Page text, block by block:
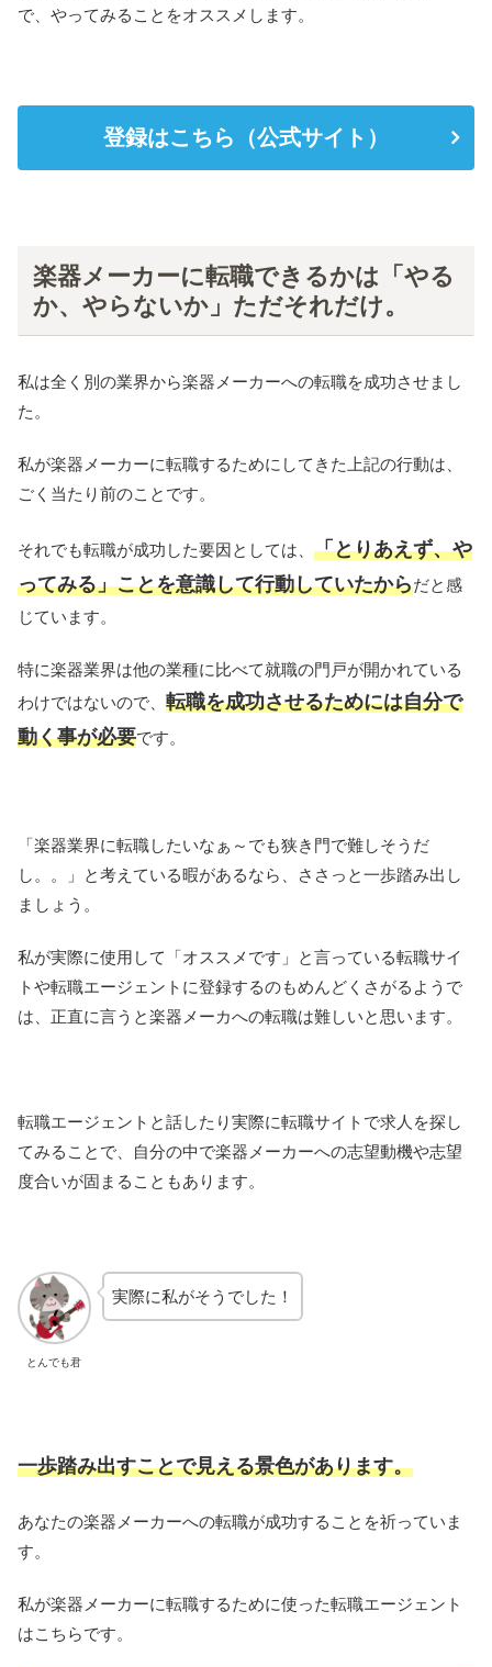
で、やってみることをオススメします。
登録はこちら（公式サイト）
楽器メーカーに転職できるかは「やる
か、やらないか」ただそれだけ。
私は全く別の業界から楽器メーカーへの転職を成功させまし
た。
私が楽器メーカーに転職するためにしてきた上記の行動は、
ごく当たり前のことです。
それでも転職が成功した要因としては、 「とりあえず、や
ってみる」ことを意識して行動していたからだと感
じています。
特に楽器業界は他の業種に比べて就職の門戸が開かれている
わけではないので、 転職を成功させるためには自分で
動く事が必要です。
「楽器業界に転職したいなぁ～でも狭き門で難しそうだ
し。。」と考えている暇があるなら、ささっと一歩踏み出し
ましょう。
私が実際に使用して「オススメです」と言っている転職サイ
トや転職エージェントに登録するのもめんどくさがるようで
は、正直に言うと楽器メーカへの転職は難しいと思います。
転職エージェントと話したり実際に転職サイトで求人を探し
てみることで、自分の中で楽器メーカーへの志望動機や志望
度合いが固まることもあります。
とんでも君
実際に私がそうでした！
一歩踏み出すことで見える景色があります。
あなたの楽器メーカーへの転職が成功することを祈っていま
す。
私が楽器メーカーに転職するために使った転職エージェント
はこちらです。